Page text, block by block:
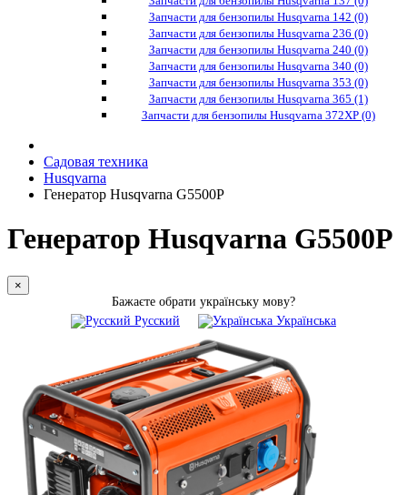
Запчасти для бензопилы Husqvarna 142 (0)
Запчасти для бензопилы Husqvarna 236 (0)
Запчасти для бензопилы Husqvarna 240 (0)
Запчасти для бензопилы Husqvarna 340 (0)
Запчасти для бензопилы Husqvarna 353 (0)
Запчасти для бензопилы Husqvarna 365 (1)
Запчасти для бензопилы Husqvarna 372XP (0)
Садовая техника
Husqvarna
Генератор Husqvarna G5500P
Генератор Husqvarna G5500P
×
Бажаєте обрати українську мову?
Русский
Українська